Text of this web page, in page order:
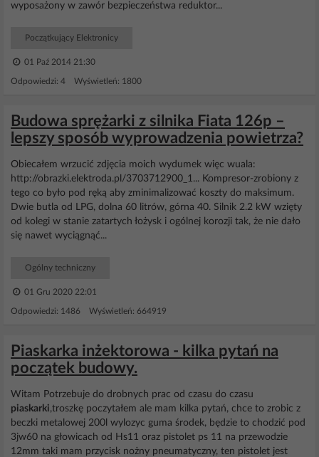
wyposażony w zawór bezpieczeństwa reduktor...
Początkujący Elektronicy
01 Paź 2014 21:30
Odpowiedzi: 4 Wyświetleń: 1800
Budowa sprężarki z silnika Fiata 126p –
lepszy sposób wyprowadzenia powietrza?
Obiecałem wrzucić zdjęcia moich wydumek więc wuala:
http://obrazki.elektroda.pl/3703712900_1... Kompresor-zrobiony z
tego co było pod ręką aby zminimalizować koszty do maksimum.
Dwie butla od LPG, dolna 60 litrów, górna 40. Silnik 2.2 kW wzięty
od kolegi w stanie zatartych łożysk i ogólnej korozji tak, że nie dało
się nawet wyciągnąć...
Ogólny techniczny
01 Gru 2020 22:01
Odpowiedzi: 1486 Wyświetleń: 664919
Piaskarka inżektorowa - kilka pytań na
początek budowy.
Witam Potrzebuje do drobnych prac od czasu do czasu
piaskarki,troszkę poczytałem ale mam kilka pytań, chce to zrobic z
beczki metalowej 200l wylozyc guma środek, będzie to chodzić pod
3jw60 na głowicach od Hs11 oraz pistolet ps 11 na przewodzie
12mm taki mam przycisk nożny pneumatyczny, ten pistolet jest